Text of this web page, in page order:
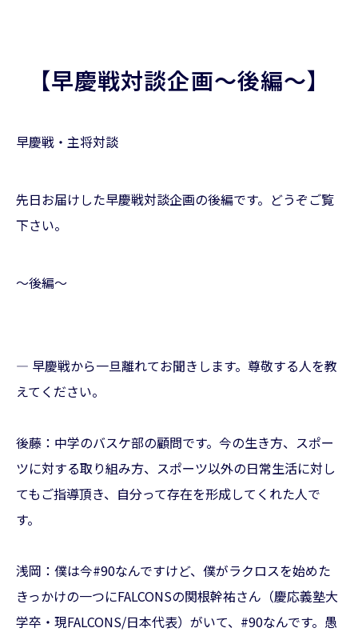
【早慶戦対談企画〜後編〜】
早慶戦・主将対談
先日お届けした早慶戦対談企画の後編です。どうぞご覧
下さい。
〜後編〜
— 早慶戦から一旦離れてお聞きします。尊敬する人を教
えてください。
後藤：中学のバスケ部の顧問です。今の生き方、スポー
ツに対する取り組み方、スポーツ以外の日常生活に対し
てもご指導頂き、自分って存在を形成してくれた人で
す。
浅岡：僕は今#90なんですけど、僕がラクロスを始めた
きっかけの一つにFALCONSの関根幹祐さん（慶応義塾大
学卒・現FALCONS/日本代表）がいて、#90なんです。愚